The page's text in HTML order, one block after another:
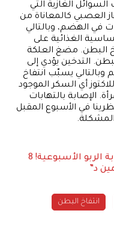
السوائل الغازية التي
كالمعاناة من
في الهضم، وبالتالي
الغذائية على
البطن. مضغ العلكة
التدخين يؤدي إلى
وبالتالي يسبّب انتفاخ
أي السكر الموجود
الإصابة بالتهابات
في الأسبوع المقبل
الربو الأسبوعية! 8
د”
انتفاخ البطن